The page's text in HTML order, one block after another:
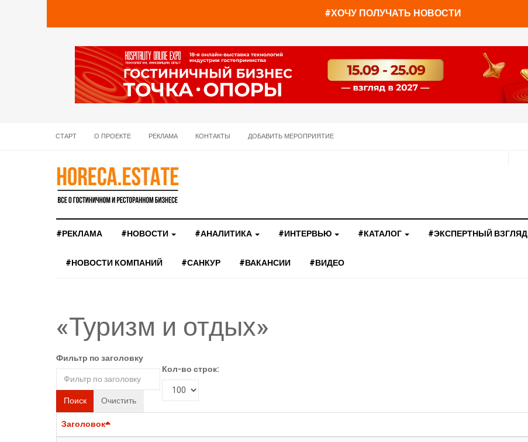
#ХОЧУ ПОЛУЧАТЬ НОВОСТИ
СТАРТ О ПРОЕКТЕ РЕКЛАМА КОНТАКТЫ ДОБАВИТЬ МЕРОПРИЯТИЕ
#РЕКЛАМА #НОВОСТИ #АНАЛИТИКА #ИНТЕРВЬЮ #КАТАЛОГ #ЭКСПЕРТНЫЙ ВЗГЛЯД
#НОВОСТИ КОМПАНИЙ #САНКУР #ВАКАНСИИ #ВИДЕО
«Туризм и отдых»
Фильтр по заголовку
Поиск Очистить
Кол-во строк:
Заголовок